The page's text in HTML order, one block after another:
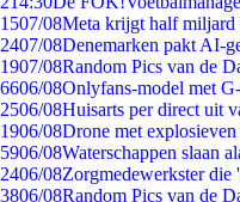
1507/08Meta krijgt half miljard
2407/08Denemarken pakt AI-
1907/08Random Pics van de
6606/08Onlyfans-model met
2506/08Huisarts per direct uit
1906/08Drone met
5906/08Waterschappen slaan
2406/08Zorgmedewerkster die
3806/08Random Pics van de